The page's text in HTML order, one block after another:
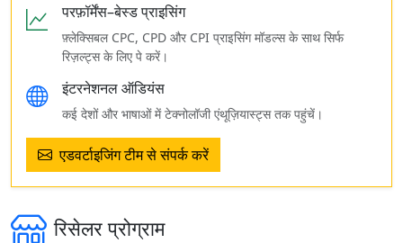
परफ़ॉर्मेंस–बेस्ड प्राइसिंग
फ़्लेक्सिबल CPC, CPD और CPI प्राइसिंग मॉडल्स के साथ सिर्फ
रिज़ल्ट्स के लिए पे करें।
इंटरनेशनल ऑडियंस
कई देशों और भाषाओं में टेक्नोलॉजी एंथूज़ियास्ट्स तक पहुंचें।
एडवर्टाइजिंग टीम से संपर्क करें
रिसेलर प्रोग्राम